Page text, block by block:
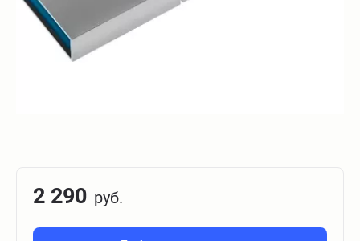
2 290 руб.